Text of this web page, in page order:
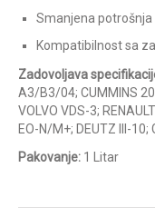
Smanjena
Kompatibilnost sa
Zadovoljava
A3/B3/04; CUMMINS
VOLVO VDS-3;
EO-N/M+; DEUTZ III-10;
Pakovanje: 1 Litar